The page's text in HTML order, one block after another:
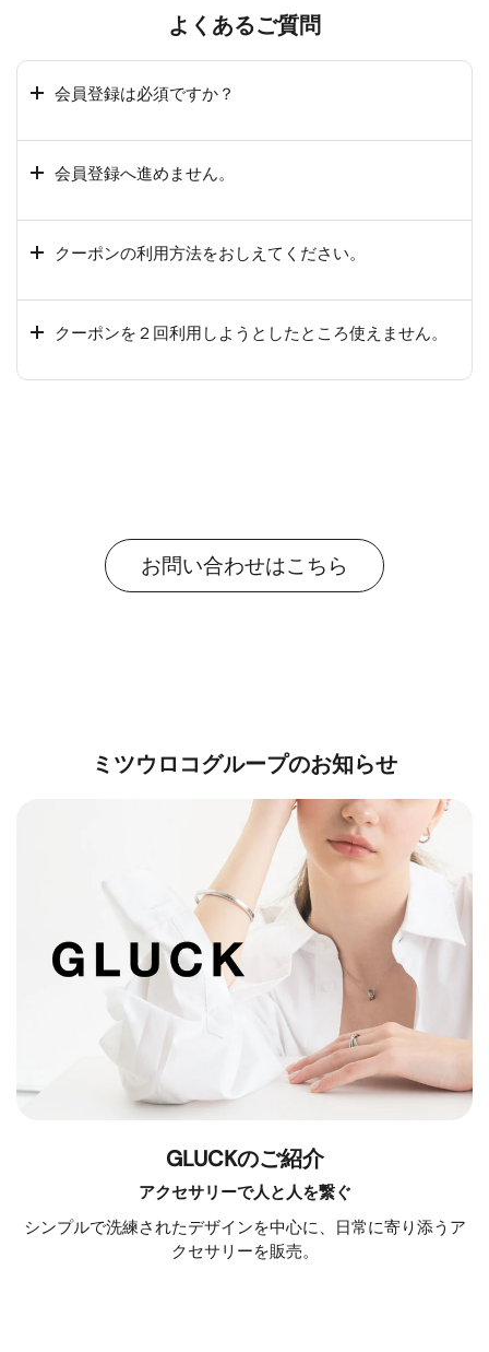
よくあるご質問
会員登録は必須ですか？
会員登録へ進めません。
クーポンの利用方法をおしえてください。
クーポンを２回利用しようとしたところ使えません。
お問い合わせはこちら
ミツウロコグループのお知らせ
GLUCKのご紹介
アクセサリーで人と人を繋ぐ
シンプルで洗練されたデザインを中心に、日常に寄り添うア
クセサリーを販売。